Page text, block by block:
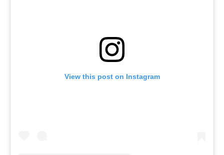
View this post on Instagram